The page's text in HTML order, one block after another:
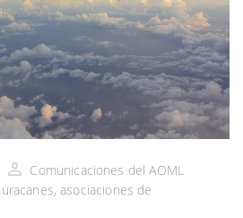
Comunicaciones del AOML
asociaciones de